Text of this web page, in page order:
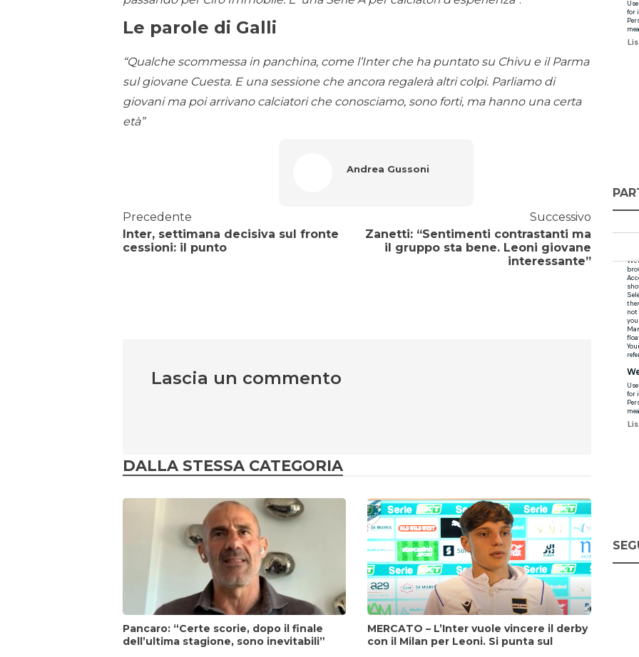
Le parole di Galli
“Qualche scommessa in panchina, come l’Inter che ha puntato su Chivu e il Parma
sul giovane Cuesta. E una sessione che ancora regalerà altri colpi. Parliamo di
giovani ma poi arrivano calciatori che conosciamo, sono forti, ma hanno una certa
età”
Andrea Gussoni
Precedente
Inter, settimana decisiva sul fronte
cessioni: il punto
Successivo
Zanetti: “Sentimenti contrastanti ma
il gruppo sta bene. Leoni giovane
interessante”
Lascia un commento
DALLA STESSA CATEGORIA
Pancaro: “Certe scorie, dopo il finale
dell’ultima stagione, sono inevitabili”
MERCATO – L’Inter vuole vincere il derby
con il Milan per Leoni. Si punta sul